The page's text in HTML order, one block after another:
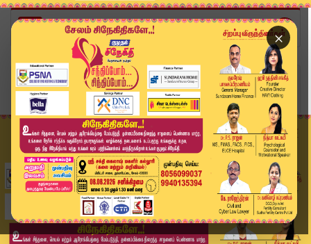
×
Home
வீடியோ ஸ்டோரி
🏛️ தேமுதிக மாவட்டச் செயலாளர்கள் ஆலோசனை கூட்டம்....